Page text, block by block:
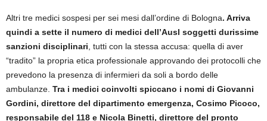
Altri tre medici sospesi per sei mesi dall’ordine di Bologna. Arriva
quindi a sette il numero di medici dell’Ausl soggetti durissime
sanzioni disciplinari , tutti con la stessa accusa: quella di aver
“tradito” la propria etica professionale approvando dei protocolli che
prevedono la presenza di infermieri da soli a bordo delle
ambulanze. Tra i medici coinvolti spiccano i nomi di Giovanni
Gordini, direttore del dipartimento emergenza, Cosimo Picoco,
responsabile del 118 e Nicola Binetti, direttore del pronto